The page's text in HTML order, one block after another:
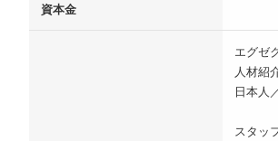
資本金
エグゼ
人材紹
日本人
スタッ